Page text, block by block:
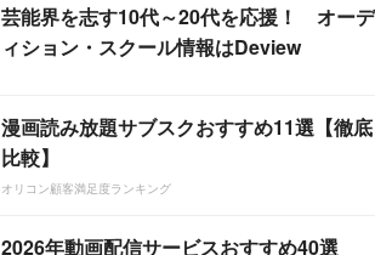
芸能界を志す10代～20代を応援！ オーデ
ィション・スクール情報はDeview
漫画読み放題サブスクおすすめ11選【徹底
比較】
オリコン顧客満足度ランキング
2026年動画配信サービスおすすめ40選